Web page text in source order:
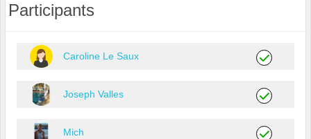
Participants
Caroline Le Saux
Joseph Valles
Mich